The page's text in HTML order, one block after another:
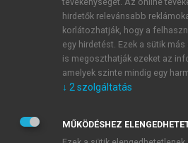
JELSZÓ ÚJRA
Kérek értesítést a MeRSZ
Kérek értesítést az Akadémiai
Adatkezelési tájékoztatóban
hirdetők relevánsabb
korlátozhatják, hogy a
egy hirdetést. Ezek a sütik
is megoszthatják ezeket az
amelyek szinte mindig egy
↓ 2 szolgáltatás
MŰKÖDÉSHEZ